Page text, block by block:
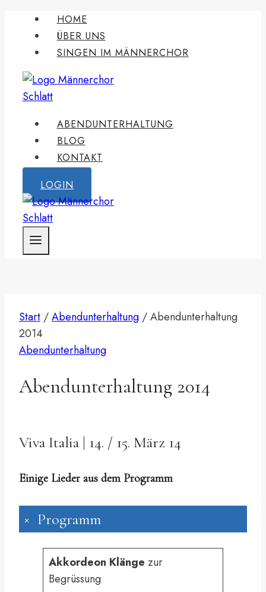
springen
HOME
ÜBER UNS
SINGEN IM MÄNNERCHOR
ABENDUNTERHALTUNG
BLOG
KONTAKT
LOGIN
Start /Abendunterhaltung /Abendunterhaltung
2014
Abendunterhaltung
Abendunterhaltung 2014
Viva Italia | 14. / 15. März 14
Einige Lieder aus dem Programm
+ Programm
Akkordeon Klänge zur
Begrüssung